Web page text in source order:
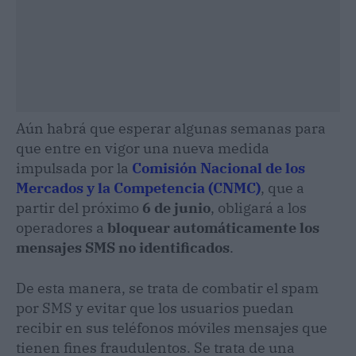
Aún habrá que esperar algunas semanas para
que entre en vigor una nueva medida
impulsada por la Comisión Nacional de los
Mercados y la Competencia (CNMC), que a
partir del próximo 6 de junio, obligará a los
operadores a bloquear automáticamente los
mensajes SMS no identificados.
De esta manera, se trata de combatir el spam
por SMS y evitar que los usuarios puedan
recibir en sus teléfonos móviles mensajes que
tienen fines fraudulentos. Se trata de una